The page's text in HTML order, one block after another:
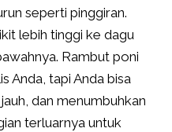
seperti pinggiran.
lebih tinggi ke dagu
Rambut poni
Anda, tapi Anda bisa
dan menumbuhkan
terluarnya untuk